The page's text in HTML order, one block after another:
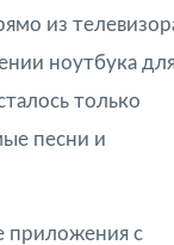
из
ноутбука
только
песни и
приложения с